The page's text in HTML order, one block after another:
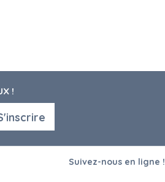
!
Suivez-nous en ligne !